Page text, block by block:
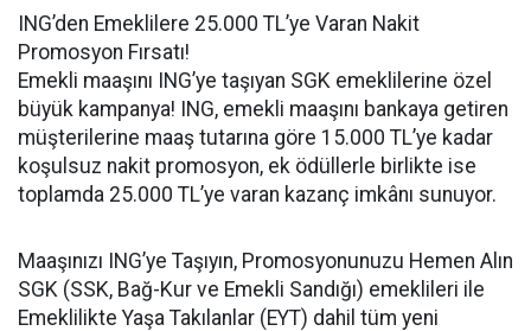
ING’den Emeklilere 25.000 TL’ye Varan Nakit
Promosyon Fırsatı!
Emekli maaşını ING’ye taşıyan SGK emeklilerine özel
büyük kampanya! ING, emekli maaşını bankaya getiren
müşterilerine maaş tutarına göre 15.000 TL’ye kadar
koşulsuz nakit promosyon, ek ödüllerle birlikte ise
toplamda 25.000 TL’ye varan kazanç imkânı sunuyor.
Maaşınızı ING’ye Taşıyın, Promosyonunuzu Hemen Alın
SGK (SSK, Bağ-Kur ve Emekli Sandığı) emeklileri ile
Emeklilikte Yaşa Takılanlar (EYT) dahil tüm yeni